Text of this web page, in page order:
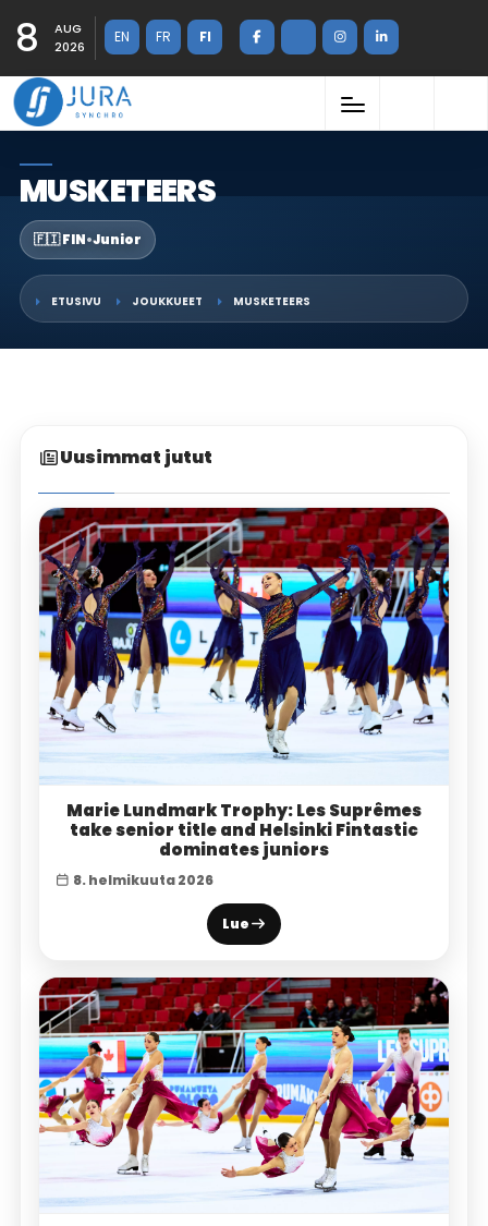
8
AUG
2026
EN FR FI
MUSKETEERS
🇫🇮 FIN•Junior
ETUSIVU JOUKKUEET MUSKETEERS
Uusimmat jutut
Marie Lundmark Trophy: Les Suprêmes
take senior title and Helsinki Fintastic
dominates juniors
8. helmikuuta 2026
Lue